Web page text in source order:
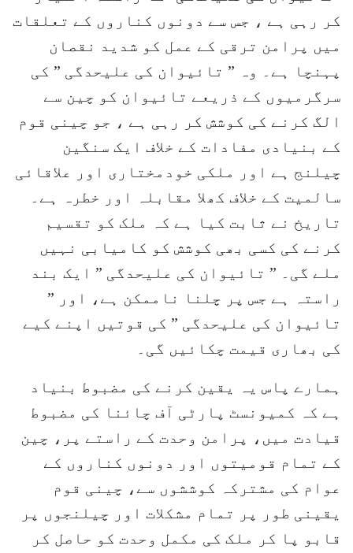
کر رہی ہے ، جس سے دونوں کناروں کے تعلقات
میں پرامن ترقی کے عمل کو شدید نقصان
پہنچا ہے۔ وہ ” تائیوان کی علیحدگی ” کی
سرگرمیوں کے ذریعے تائیوان کو چین سے
الگ کرنے کی کوشش کر رہی ہے ، جو چینی قوم
کے بنیادی مفادات کے خلاف ایک سنگین
چیلنج ہے اور ملکی خودمختاری اور علاقائی
سالمیت کے خلاف کھلا مقابلہ اور خطرہ ہے۔
تاریخ نے ثابت کیا ہے کہ ملک کو تقسیم
کرنے کی کسی بھی کوشش کو کامیابی نہیں
ملے گی۔ ” تائیوان کی علیحدگی ” ایک بند
راستہ ہے جس پر چلنا ناممکن ہے، اور ”
تائیوان کی علیحدگی ” کی قوتیں اپنے کیے
کی بھاری قیمت چکائیں گی۔
ہمارے پاس یہ یقین کرنے کی مضبوط بنیاد
ہے کہ کمیونسٹ پارٹی آف چائنا کی مضبوط
قیادت میں، پرامن وحدت کے راستے پر، چین
کے تمام قومیتوں اور دونوں کناروں کے
عوام کی مشترکہ کوششوں سے، چینی قوم
یقینی طور پر تمام مشکلات اور چیلنجوں پر
قابو پا کر ملک کی مکمل وحدت کو حاصل کر